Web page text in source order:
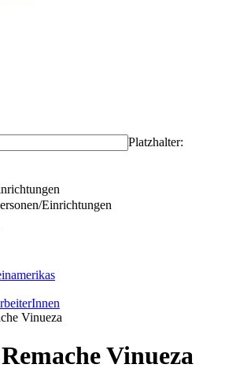
Platzhalter:
Einrichtungen
Vinueza
Vinueza